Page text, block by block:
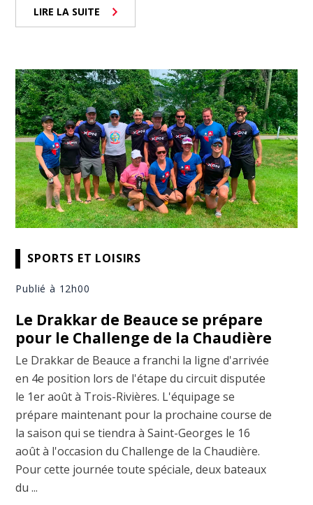
LIRE LA SUITE
SPORTS ET LOISIRS
Publié à 12h00
Le Drakkar de Beauce se prépare
pour le Challenge de la Chaudière
Le Drakkar de Beauce a franchi la ligne d'arrivée
en 4e position lors de l'étape du circuit disputée
le 1er août à Trois-Rivières. L'équipage se
prépare maintenant pour la prochaine course de
la saison qui se tiendra à Saint-Georges le 16
août à l'occasion du Challenge de la Chaudière.
Pour cette journée toute spéciale, deux bateaux
du ...